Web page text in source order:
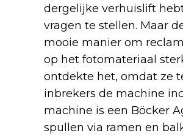
dergelijke verhuislift
vragen te stellen. Maar
mooie manier om
op het fotomateriaal
ontdekte het, omdat ze
inbrekers de machine
machine is een Böcker
spullen via ramen en